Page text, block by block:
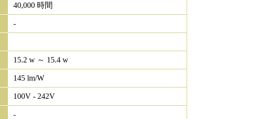
40,000 時間
-
15.2 w ～ 15.4 w
145 lm/W
100V - 242V
-